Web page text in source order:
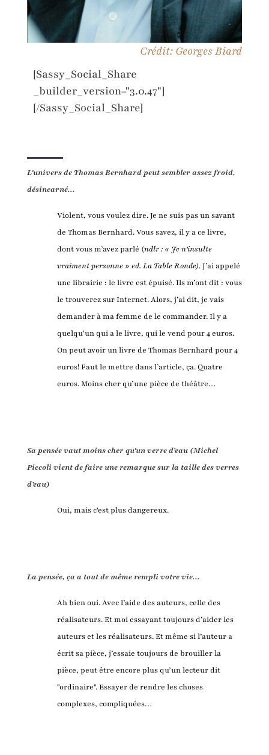
Crédit: Georges Biard
[Sassy_Social_Share
_builder_version="3.0.47"]
[/Sassy_Social_Share]
L'univers de Thomas Bernhard peut sembler assez froid,
désincarné...
Violent, vous voulez dire. Je ne suis pas un savant
de Thomas Bernhard. Vous savez, il y a ce livre,
dont vous m’avez parlé (ndlr : « Je n’insulte
vraiment personne » ed. La Table Ronde). J’ai appelé
une librairie : le livre est épuisé. Ils m’ont dit : vous
le trouverez sur Internet. Alors, j’ai dit, je vais
demander à ma femme de le commander. Il y a
quelqu’un qui a le livre, qui le vend pour 4 euros.
On peut avoir un livre de Thomas Bernhard pour 4
euros! Faut le mettre dans l’article, ça. Quatre
euros. Moins cher qu’une pièce de théâtre…
Sa pensée vaut moins cher qu'un verre d’eau (Michel
Piccoli vient de faire une remarque sur la taille des verres
d’eau)
Oui, mais c'est plus dangereux.
La pensée, ça a tout de même rempli votre vie...
Ah bien oui. Avec l’aide des auteurs, celle des
réalisateurs. Et moi essayant toujours d’aider les
auteurs et les réalisateurs. Et même si l’auteur a
écrit sa pièce, j’essaie toujours de brouiller la
pièce, peut être encore plus qu’un lecteur dit
"ordinaire". Essayer de rendre les choses
complexes, compliquées…